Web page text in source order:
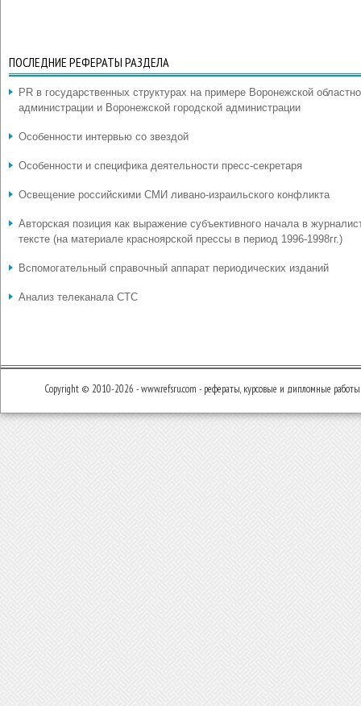
ПОСЛЕДНИЕ РЕФЕРАТЫ РАЗДЕЛА
PR в государственных структурах на примере Воронежской
администрации и Воронежской городской администрации
Особенности интервью со звездой
Особенности и специфика деятельности пресс-секретаря
Освещение российскими СМИ ливано-израильского конфликта
Авторская позиция как выражение субъективного начала в
тексте (на материале красноярской прессы в период 1996-1998гг.)
Вспомогательный справочный аппарат периодических изданий
Анализ телеканала СТС
Copyright © 2010-2026 - www.refsru.com - рефераты, курсовые и дипломные работы